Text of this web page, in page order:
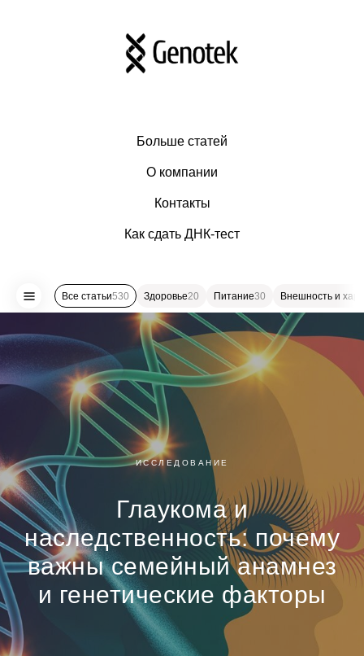
Больше статей
О компании
Контакты
Как сдать ДНК-тест
Все статьи530 Здоровье20 Питание30 Внешность и
ИССЛЕДОВАНИЕ
Глаукома и
наследственность: почему
важны семейный анамнез
и генетические факторы